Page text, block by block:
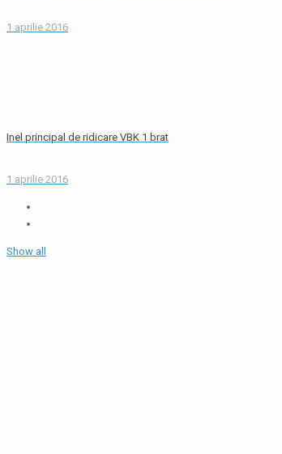
1 aprilie 2016
Inel principal de ridicare VBK 1 brat
1 aprilie 2016
Show all